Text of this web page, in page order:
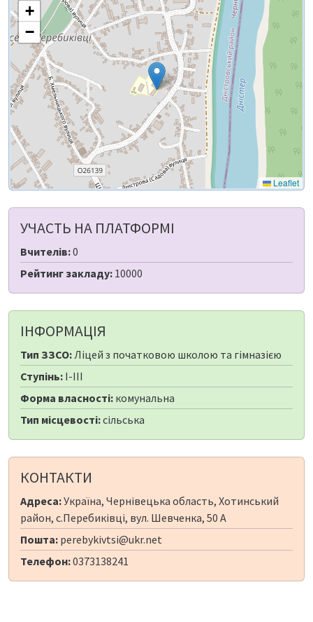
+
−
Leaflet
УЧАСТЬ НА ПЛАТФОРМІ
Вчителів:0
Рейтинг закладу: 10000
ІНФОРМАЦІЯ
Тип ЗЗСО:Ліцей з початковою школою та гімназією
Ступінь: I-III
Форма власності: комунальна
Тип місцевості:сільська
КОНТАКТИ
Адреса:Україна, Чернівецька область, Хотинський
район, с.Перебиківці, вул. Шевченка, 50 А
Пошта: perebykivtsi@ukr.net
Телефон:0373138241